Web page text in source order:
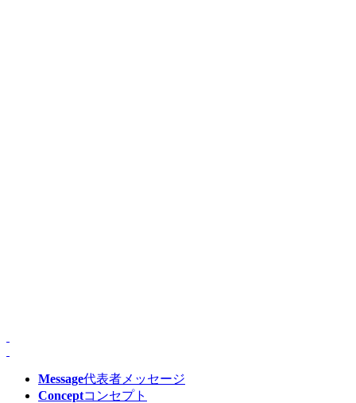
Message代表者メッセージ
Conceptコンセプト